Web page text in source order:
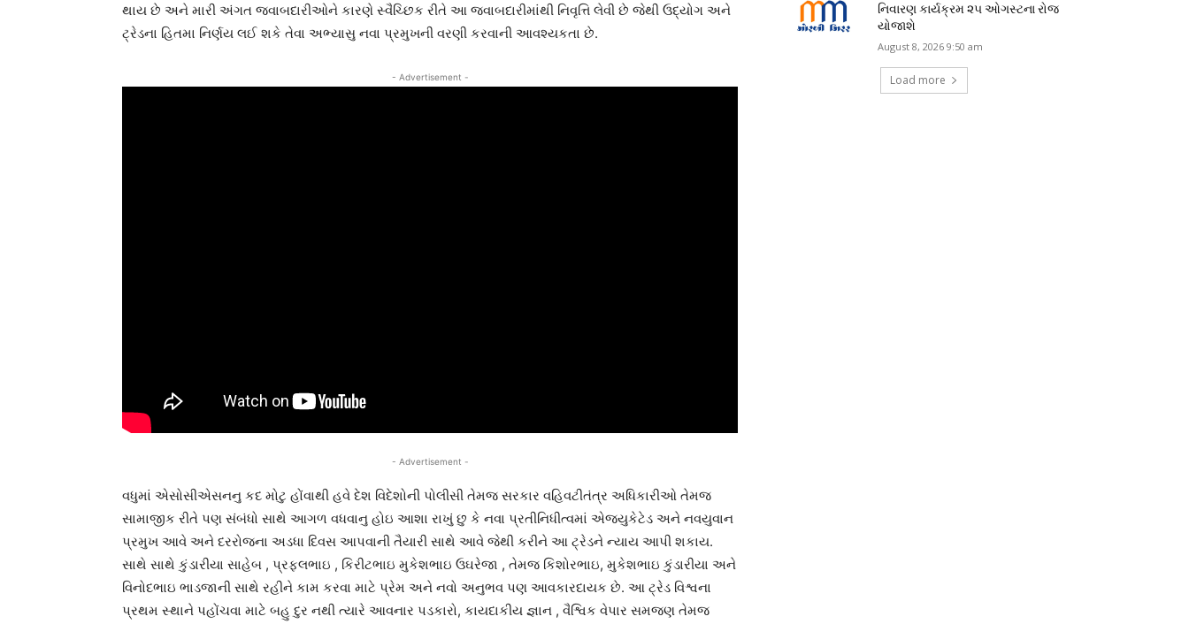
થાય છે અને મારી અંગત જવાબદારીઓને કારણે સ્વૈચ્છિક રીતે આ જવાબદારીમાંથી નિવૃત્તિ લેવી છે જેથી ઉદ્યોગ અને
ટ્રેડના હિતમા નિર્ણય લઈ શકે તેવા અભ્યાસુ નવા પ્રમુખની વરણી કરવાની આવશ્યકતા છે.
- Advertisement -
- Advertisement -
વધુમાં એસોસીએસનનુ કદ મોટુ હોંવાથી હવે દેશ વિદેશોની પોલીસી તેમજ સરકાર વહિવટીતંત્ર અધિકારીઓ તેમજ
સામાજીક રીતે પણ સંબંધો સાથે આગળ વધવાનુ હોઇ આશા રાખું છુ કે નવા પ્રતીનિધીત્વમાં એજ્યુકેટેડ અને નવયુવાન
પ્રમુખ આવે અને દરરોજના અડધા દિવસ આપવાની તૈયારી સાથે આવે જેથી કરીને આ ટ્રેડને ન્યાય આપી શકાય.
સાથે સાથે કુંડારીયા સાહેબ , પ્રફલભાઇ , કિરીટભાઇ મુકેશભાઇ ઉઘરેજા , તેમજ કિશોરભાઇ, મુકેશભાઇ કુંડારીયા અને
વિનોદભાઇ ભાડજાની સાથે રહીને કામ કરવા માટે પ્રેમ અને નવો અનુભવ પણ આવકારદાયક છે. આ ટ્રેડ વિશ્વના
પ્રથમ સ્થાને પહોંચવા માટે બહુ દુર નથી ત્યારે આવનાર પડકારો, કાયદાકીય જ્ઞાન , વૈશ્વિક વેપાર સમજણ તેમજ
નિવારણ કાર્યક્રમ ૨૫ ઓગસ્ટના રોજ
યોજાશે
August 8, 2026 9:50 am
Load more